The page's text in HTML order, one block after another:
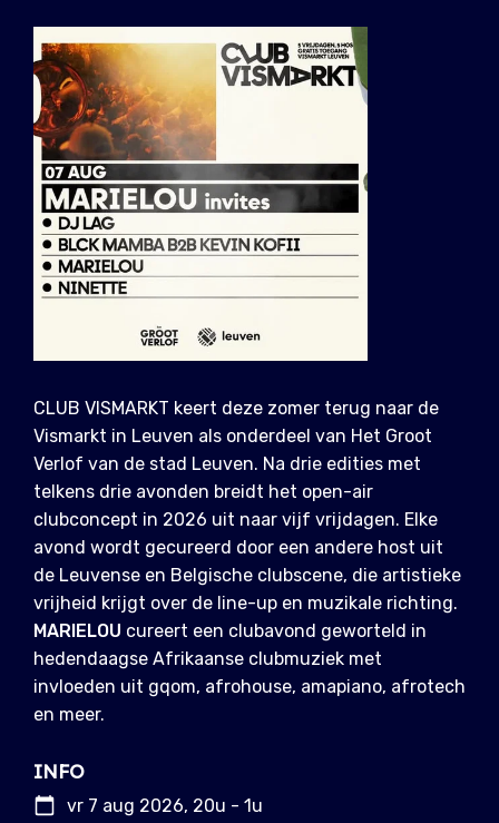
CLUB VISMARKT keert deze zomer terug naar de
Vismarkt in Leuven als onderdeel van Het Groot
Verlof van de stad Leuven. Na drie edities met
telkens drie avonden breidt het open-air
clubconcept in 2026 uit naar vijf vrijdagen. Elke
avond wordt gecureerd door een andere host uit
de Leuvense en Belgische clubscene, die artistieke
vrijheid krijgt over de line-up en muzikale richting.
MARIELOU cureert een clubavond geworteld in
hedendaagse Afrikaanse clubmuziek met
invloeden uit gqom, afrohouse, amapiano, afrotech
en meer.
INFO
vr 7 aug 2026, 20u - 1u